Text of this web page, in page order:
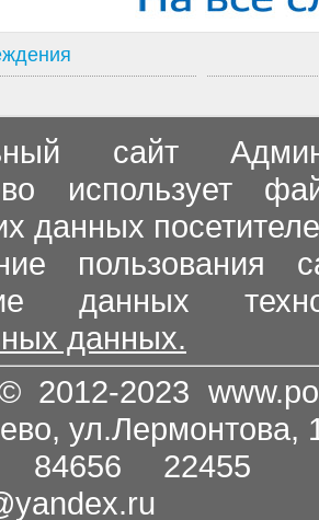
сайт
использует
данных
пользования
данных
данных.
2012-2023
ул.Лермонтова,
84656